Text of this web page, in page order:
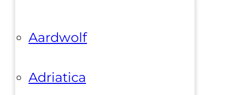
Aardwolf
Adriatica
prelucrare